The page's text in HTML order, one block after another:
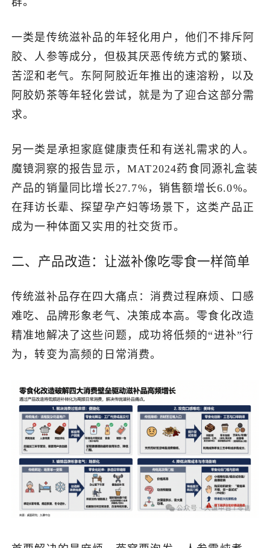
一类是传统滋补品的年轻化用户，他们不排斥阿
胶、人参等成分，但极其厌恶传统方式的繁琐、
苦涩和老气。东阿阿胶近年推出的速溶粉，以及
阿胶奶茶等年轻化尝试，就是为了迎合这部分需
求。
另一类是承担家庭健康责任和有送礼需求的人。
魔镜洞察的报告显示，MAT2024药食同源礼盒装
产品的销量同比增长27.7%，销售额增长6.0%。
在拜访长辈、探望孕产妇等场景下，这类产品正
成为一种体面又实用的社交货币。
二、产品改造：让滋补像吃零食一样简单
传统滋补品存在四大痛点：消费过程麻烦、口感
难吃、品牌形象老气、决策成本高。零食化改造
精准地解决了这些问题，成功将低频的“进补”行
为，转变为高频的日常消费。